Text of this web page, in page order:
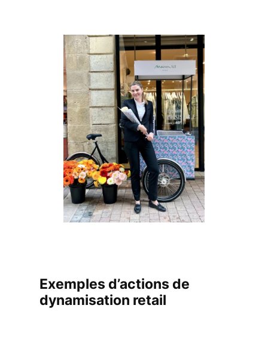
Exemples d’actions de
dynamisation retail